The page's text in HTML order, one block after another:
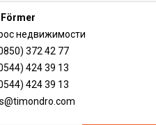
недвижимости
372 42 77
424 39 13
424 39 13